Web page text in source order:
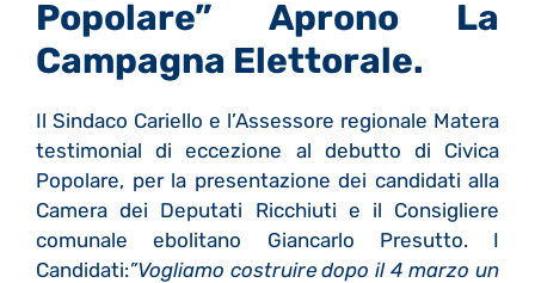
Popolare” Aprono La
Campagna Elettorale.
Il Sindaco Cariello e l’Assessore regionale Matera
testimonial di eccezione al debutto di Civica
Popolare, per la presentazione dei candidati alla
Camera dei Deputati Ricchiuti e il Consigliere
comunale ebolitano Giancarlo Presutto. I
Candidati:”Vogliamo costruire dopo il 4 marzo un